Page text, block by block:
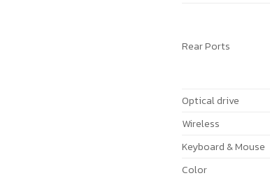
Rear Ports
Optical drive
Wireless
Keyboard & Mouse
Color